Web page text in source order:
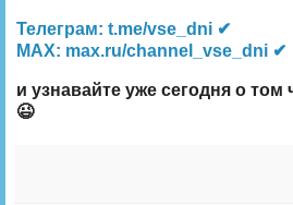
Телеграм: t.me/vse_dni ✔
MAX: max.ru/channel_vse_dni ✔
и узнавайте уже сегодня о том
😉